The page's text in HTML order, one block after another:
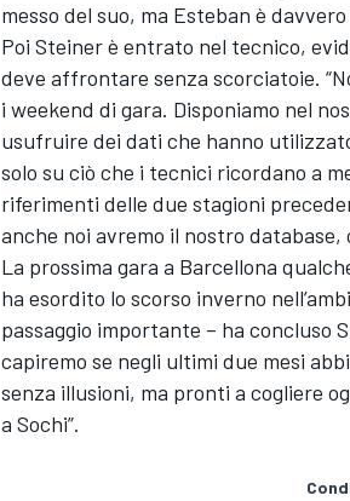
messo del suo, ma Esteban è
Poi Steiner è entrato nel tecnico,
deve affrontare senza scorciatoie.
i weekend di gara. Disponiamo nel
usufruire dei dati che hanno
solo su ciò che i tecnici ricordano a
riferimenti delle due stagioni
anche noi avremo il nostro database,
La prossima gara a Barcellona
ha esordito lo scorso inverno
passaggio importante – ha concluso
capiremo se negli ultimi due mesi
senza illusioni, ma pronti a cogliere
a Sochi”.